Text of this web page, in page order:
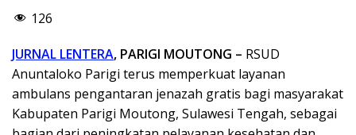
126
JURNAL LENTERA, PARIGI MOUTONG – RSUD
Anuntaloko Parigi terus memperkuat layanan
ambulans pengantaran jenazah gratis bagi masyarakat
Kabupaten Parigi Moutong, Sulawesi Tengah, sebagai